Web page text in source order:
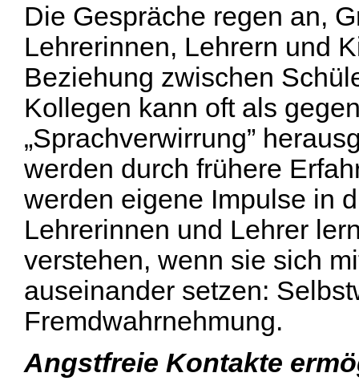
Die Gespräche regen an,
Lehrerinnen, Lehrern und
Beziehung zwischen
Kollegen kann oft als
„Sprachverwirrung”
werden durch frühere
werden eigene Impulse in
Lehrerinnen und Lehrer
verstehen, wenn sie sich
auseinander setzen:
Fremdwahrnehmung.
Angstfreie Kontakte